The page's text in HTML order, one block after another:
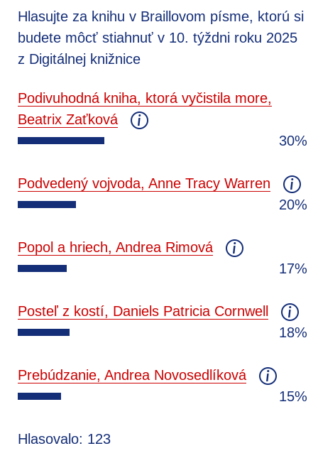
Hlasujte za knihu v Braillovom písme, ktorú si
budete môcť stiahnuť v 10. týždni roku 2025
z Digitálnej knižnice
Podivuhodná kniha, ktorá vyčistila more,
Beatrix Zaťková
30%
Podvedený vojvoda, Anne Tracy Warren
20%
Popol a hriech, Andrea Rimová
17%
Posteľ z kostí, Daniels Patricia Cornwell
18%
Prebúdzanie, Andrea Novosedlíková
15%
Hlasovalo: 123